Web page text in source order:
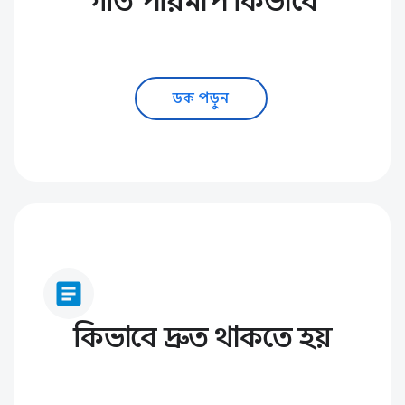
ডক পড়ুন
article
কিভাবে দ্রুত থাকতে হয়